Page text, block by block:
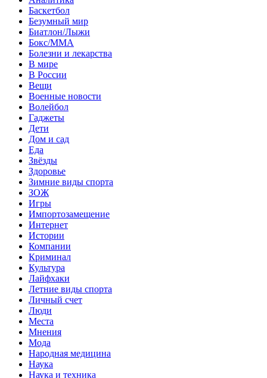
Баскетбол
Безумный мир
Биатлон/Лыжи
Бокс/MMA
Болезни и лекарства
В мире
В России
Вещи
Военные новости
Волейбол
Гаджеты
Дети
Дом и сад
Еда
Звёзды
Здоровье
Зимние виды спорта
ЗОЖ
Игры
Импортозамещение
Интернет
Истории
Компании
Криминал
Культура
Лайфхаки
Летние виды спорта
Личный счет
Люди
Места
Мнения
Мода
Народная медицина
Наука
Наука и техника